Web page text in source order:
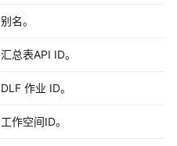
别名。
汇总表API ID。
DLF 作业 ID。
工作空间ID。